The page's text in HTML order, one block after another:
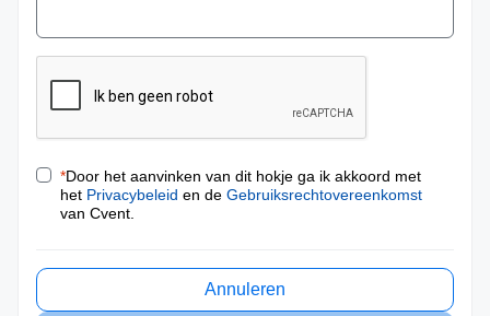
*Door het aanvinken van dit hokje ga ik akkoord met
het Privacybeleid en de Gebruiksrechtovereenkomst
van Cvent.
Annuleren